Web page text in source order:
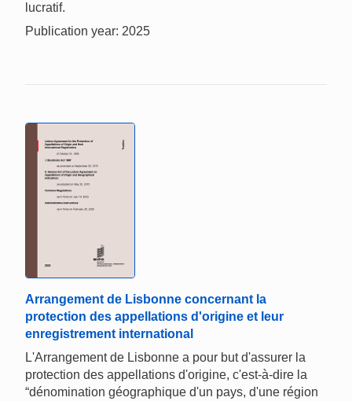
lucratif.
Publication year: 2025
Arrangement de Lisbonne concernant la
protection des appellations d'origine et leur
enregistrement international
L'Arrangement de Lisbonne a pour but d'assurer la
protection des appellations d'origine, c'est‑à‑dire la
“dénomination géographique d'un pays, d'une région